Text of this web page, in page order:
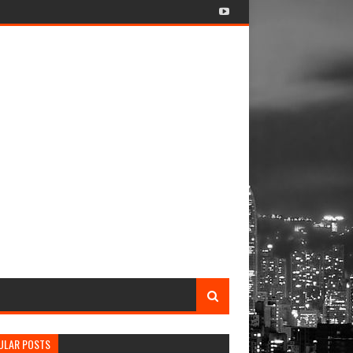
POSTS